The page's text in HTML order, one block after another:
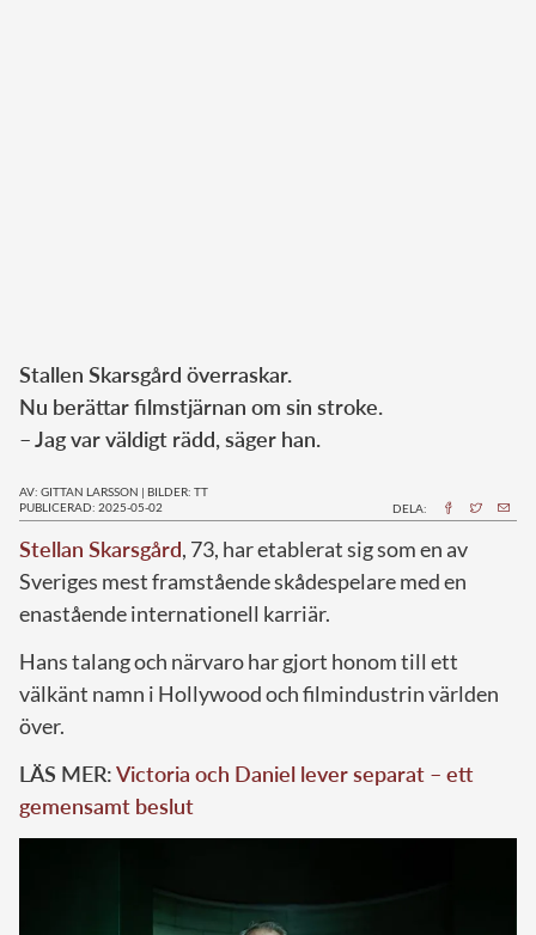
Monacos furstehus
Stallen Skarsgård överraskar.
Nu berättar filmstjärnan om sin stroke.
– Jag var väldigt rädd, säger han.
AV: GITTAN LARSSON | BILDER: TT
PUBLICERAD: 2025-05-02
DELA:
Stellan Skarsgård, 73, har etablerat sig som en av
Sveriges mest framstående skådespelare med en
enastående internationell karriär.
Hans talang och närvaro har gjort honom till ett
välkänt namn i Hollywood och filmindustrin världen
över.
LÄS MER:Victoria och Daniel lever separat – ett
gemensamt beslut